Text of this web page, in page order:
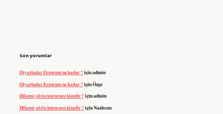
Son yorumlar
Diyarbakır Erzurum ne kadar ?içinadmin
Diyarbakır Erzurum ne kadar ?içinÖzge
Hikemi şiirin kurucusu kimdir ?içinadmin
Hikemi şiirin kurucusu kimdir ?içinNazlıcan